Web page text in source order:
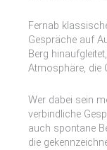
Fernab
Gespräche auf
Berg
Atmosphäre, die
Wer dabei sein
verbindliche
auch spontane
die